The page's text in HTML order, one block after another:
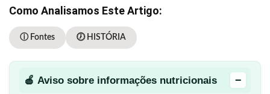
Como Analisamos Este Artigo:
ⓘ Fontes 🕖 HISTÓRIA
🍎 Aviso sobre informações nutricionais −